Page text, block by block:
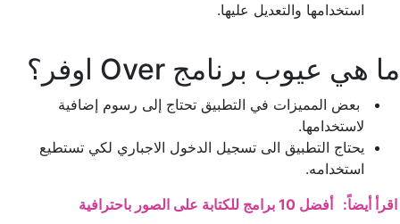
استخدامها والتعديل عليها.
ما هي عيوب برنامج Over اوفر؟
بعض المميزات في التطبيق تحتاج إلى رسوم إضافية
لاستخدامها.
يحتاج التطبيق الى تسجيل الدخول الاجباري لكي تستطيع
استخدامه.
اقرأ أيضاً:
أفضل 10 برامج للكتابة على الصور باحترافية